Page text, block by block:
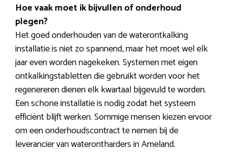
Hoe vaak moet ik bijvullen of onderhoud
plegen?
Het goed onderhouden van de waterontkalking
installatie is niet zo spannend, maar het moet wel elk
jaar even worden nagekeken. Systemen met eigen
ontkalkingstabletten die gebruikt worden voor het
regenereren dienen elk kwartaal bijgevuld te worden.
Een schone installatie is nodig zodat het systeem
efficiënt blijft werken. Sommige mensen kiezen ervoor
om een onderhoudscontract te nemen bij de
leverancier van waterontharders in Ameland.